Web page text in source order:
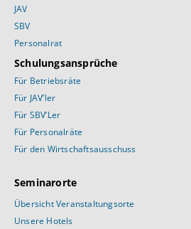
JAV
SBV
Personalrat
Schulungsansprüche
Für Betriebsräte
Für JAV’ler
Für SBV’Ler
Für Personalräte
Für den Wirtschaftsausschuss
Seminarorte
Übersicht Veranstaltungsorte
Unsere Hotels